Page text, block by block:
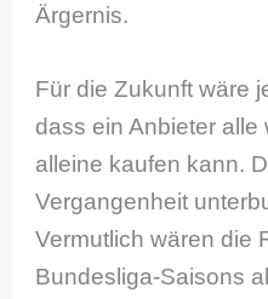
Ärgernis.
Für die Zukunft wäre
dass ein Anbieter alle
alleine kaufen kann.
Vergangenheit
Vermutlich wären die
Bundesliga-Saisons